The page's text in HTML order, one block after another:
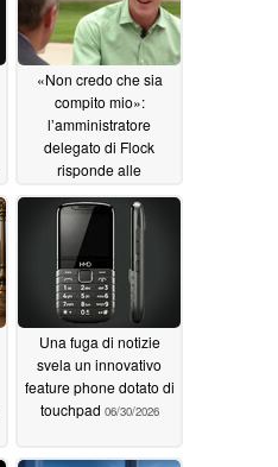
«Non credo che sia
compito mio»:
l’amministratore
delegato di Flock
risponde alle
all’uso improprio delle
telecamere
07/07/2026
Una fuga di notizie
svela un innovativo
feature phone dotato di
touchpad 06/30/2026